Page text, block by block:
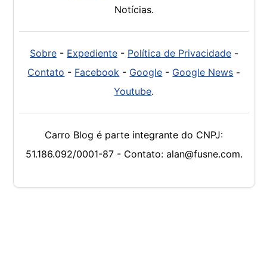
Notícias.
Sobre- Expediente- Política de Privacidade-
Contato - Facebook - Google - Google News -
Youtube.
Carro Blog é parte integrante do CNPJ:
51.186.092/0001-87 - Contato: alan@fusne.com.